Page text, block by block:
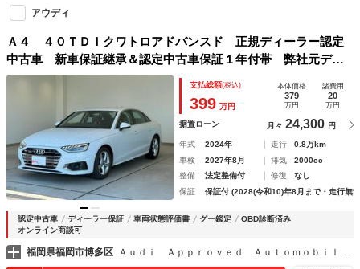
アウディ
Ａ４ ４０ＴＤＩクワトロアドバンスド 正規ディーラー認定
中古車 新車保証継承＆認定中古車保証１年付帯 弊社元デモ
カー ４ＷＤ １７インチＡＷ ラグジュアリーパッケージ
マトリクスＬＥＤヘッドライト パーシャルレザー サラウン
ドビューカメラ
支払総額(税込)
399 万円
本体価格
379
万円
諸費用
20
万円
据置ローン 月々 24,300 円
年式 2024年 走行
0.8万km
車検
2027年8月 排気
2000cc
整備
法定整備付 修復
なし
保証
保証付 (2028(令和10)年8月まで・走行無
認定中古車 ディーラー保証 車両状態評価書 グー鑑定
OBD診断済み
オンライン商談可
福岡県福岡市博多区